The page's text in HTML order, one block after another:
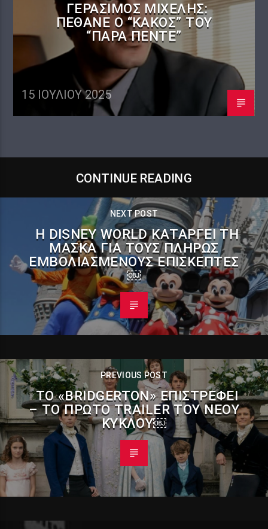
ΓΕΡΆΣΙΜΟΣ ΜΙΧΕΛΉΣ:
ΠΈΘΑΝΕ Ο “ΚΑΚΌΣ” ΤΟΥ
“ΠΑΡΆ ΠΈΝΤΕ”
15 ΙΟΥΛΊΟΥ 2025
CONTINUE READING
NEXT POST
Η DISNEY WORLD ΚΑΤΑΡΓΕΊ ΤΗ
ΜΆΣΚΑ ΓΙΑ ΤΟΥΣ ΠΛΉΡΩΣ
ΕΜΒΟΛΙΑΣΜΈΝΟΥΣ ΕΠΙΣΚΈΠΤΕΣ
￼
PREVIOUS POST
ΤΟ «BRIDGERTON» ΕΠΙΣΤΡΈΦΕΙ
– TΟ ΠΡΏΤΟ TRAILER ΤΟΥ ΝΈΟΥ
ΚΎΚΛΟΥ￼